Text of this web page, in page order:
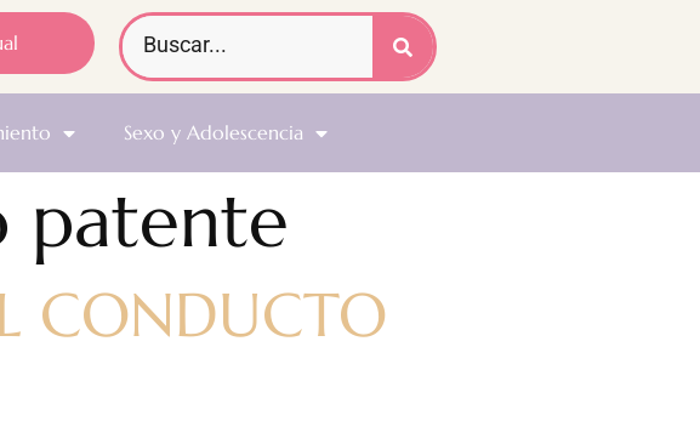
Sexo y Adolescencia
patente
CONDUCTO